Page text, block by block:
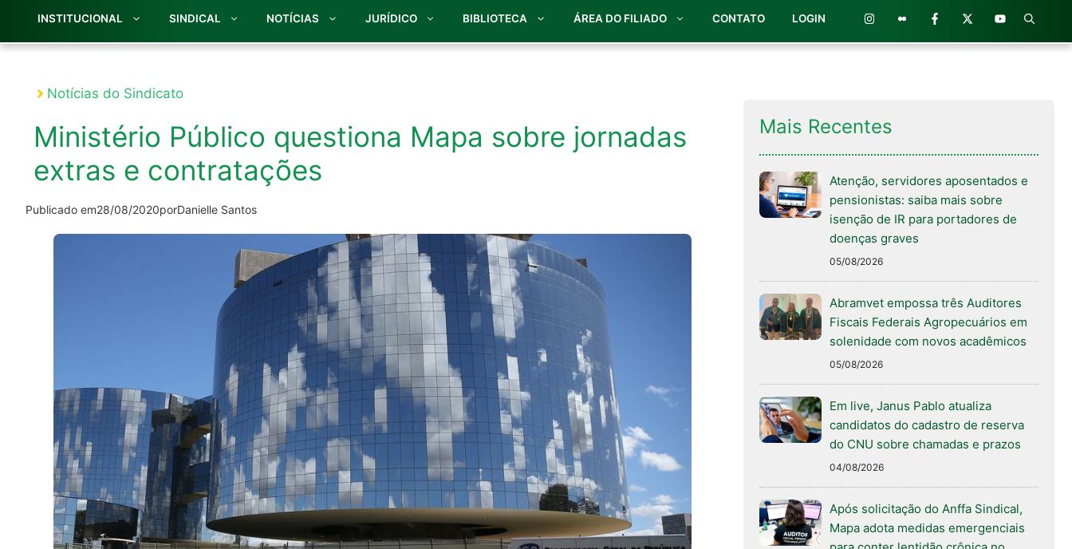
INSTITUCIONAL SINDICAL NOTÍCIAS JURÍDICO BIBLIOTECA ÁREA DO FILIADO CONTATO LOGIN
Notícias do Sindicato
Ministério Público questiona Mapa sobre jornadas
extras e contratações
Publicado em28/08/2020porDanielle Santos
Mais Recentes
Atenção, servidores aposentados e
pensionistas: saiba mais sobre
isenção de IR para portadores de
doenças graves
05/08/2026
Abramvet empossa três Auditores
Fiscais Federais Agropecuários em
solenidade com novos acadêmicos
05/08/2026
Em live, Janus Pablo atualiza
candidatos do cadastro de reserva
do CNU sobre chamadas e prazos
04/08/2026
Após solicitação do Anffa Sindical,
Mapa adota medidas emergenciais